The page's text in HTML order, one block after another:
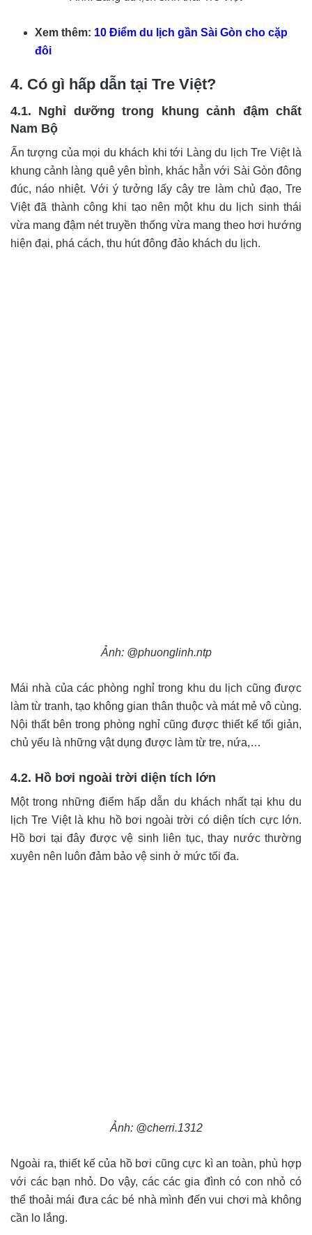
Xem thêm: 10 Điểm du lịch gần Sài Gòn cho cặp
đôi
4. Có gì hấp dẫn tại Tre Việt?
4.1. Nghỉ dưỡng trong khung cảnh đậm chất
Nam Bộ
Ấn tượng của mọi du khách khi tới Làng du lịch Tre Việt là
khung cảnh làng quê yên bình, khác hẳn với Sài Gòn đông
đúc, náo nhiệt. Với ý tưởng lấy cây tre làm chủ đạo, Tre
Việt đã thành công khi tạo nên một khu du lịch sinh thái
vừa mang đậm nét truyền thống vừa mang theo hơi hướng
hiện đại, phá cách, thu hút đông đảo khách du lịch.
Ảnh: @phuonglinh.ntp
Mái nhà của các phòng nghỉ trong khu du lịch cũng được
làm từ tranh, tạo không gian thân thuộc và mát mẻ vô cùng.
Nội thất bên trong phòng nghỉ cũng được thiết kế tối giản,
chủ yếu là những vật dụng được làm từ tre, nứa,…
4.2. Hồ bơi ngoài trời diện tích lớn
Một trong những điểm hấp dẫn du khách nhất tại khu du
lịch Tre Việt là khu hồ bơi ngoài trời có diện tích cực lớn.
Hồ bơi tại đây được vệ sinh liên tục, thay nước thường
xuyên nên luôn đảm bảo vệ sinh ở mức tối đa.
Ảnh: @cherri.1312
Ngoài ra, thiết kế của hồ bơi cũng cực kì an toàn, phù hợp
với các bạn nhỏ. Do vậy, các các gia đình có con nhỏ có
thể thoải mái đưa các bé nhà mình đến vui chơi mà không
cần lo lắng.